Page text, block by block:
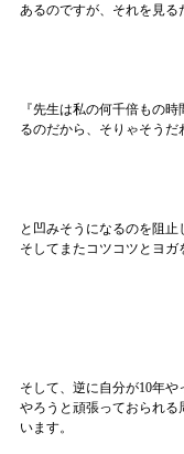
あるのですが、それを見る
『先生は私の何千倍もの
るのだから、そりゃそうだ
と凹みそうになるのを阻止
そしてまたコツコツとヨガ
そして、逆に自分が10年
やろうと頑張っておられる
います。